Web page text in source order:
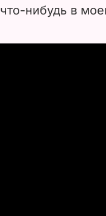
что-нибудь в